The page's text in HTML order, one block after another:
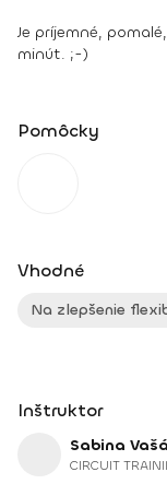
Je príjemné,
minút. ;-)
Pomôcky
Vhodné
Na zlepšenie
Inštruktor
Sabina
CIRCUIT